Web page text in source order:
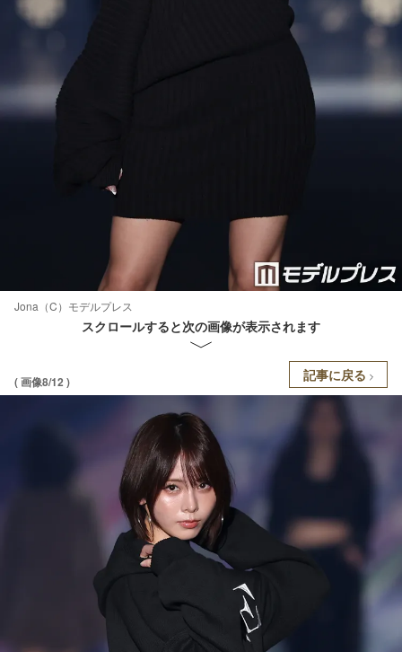
Jona（C）モデルプレス
スクロールすると次の画像が表示されます
( 画像8/12 ) 記事に戻る